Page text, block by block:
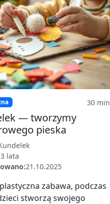
30 min
— tworzymy
pieska
lata
21.10.2025
zabawa, podczas
stworzą swojego